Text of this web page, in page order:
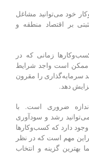
طریق سرمایه‌گذاری،
دهید و از خود در برابر
خود می‌توانید مشاغل
زمانی که در
ممکن است واجد شرایط
سرمایه‌گذاری را مقرون
دهد.